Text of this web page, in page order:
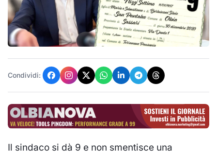
Condividi:
Il sindaco si dà 9 e non smentisce una